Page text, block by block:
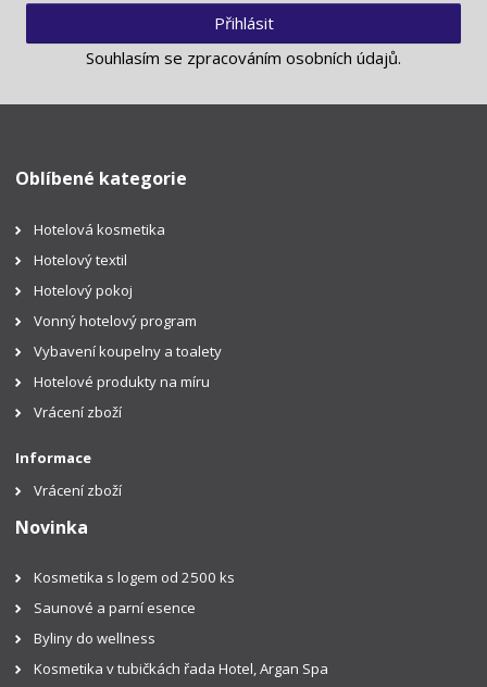
Přihlásit
Souhlasím se zpracováním osobních údajů.
Oblíbené kategorie
Hotelová kosmetika
Hotelový textil
Hotelový pokoj
Vonný hotelový program
Vybavení koupelny a toalety
Hotelové produkty na míru
Vrácení zboží
Informace
Vrácení zboží
Novinka
Kosmetika s logem od 2500 ks
Saunové a parní esence
Byliny do wellness
Kosmetika v tubičkách řada Hotel, Argan Spa